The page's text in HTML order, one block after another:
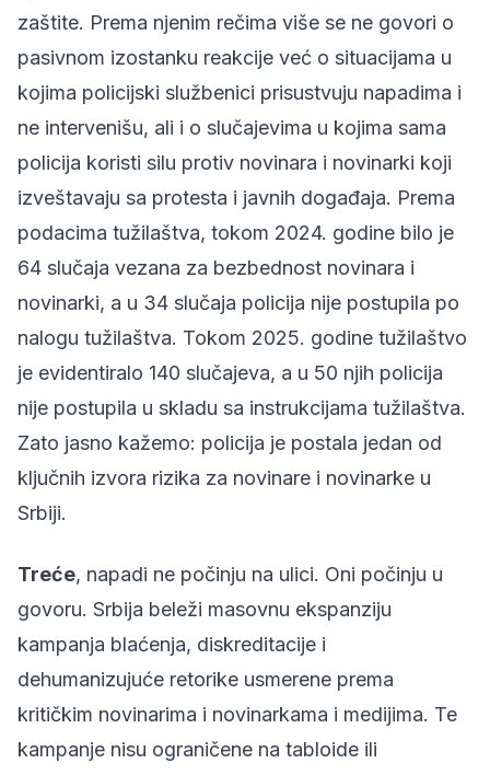
zaštite. Prema njenim rečima više se ne govori o
pasivnom izostanku reakcije već o situacijama u
kojima policijski službenici prisustvuju napadima i
ne intervenišu, ali i o slučajevima u kojima sama
policija koristi silu protiv novinara i novinarki koji
izveštavaju sa protesta i javnih događaja. Prema
podacima tužilaštva, tokom 2024. godine bilo je
64 slučaja vezana za bezbednost novinara i
novinarki, a u 34 slučaja policija nije postupila po
nalogu tužilaštva. Tokom 2025. godine tužilaštvo
je evidentiralo 140 slučajeva, a u 50 njih policija
nije postupila u skladu sa instrukcijama tužilaštva.
Zato jasno kažemo: policija je postala jedan od
ključnih izvora rizika za novinare i novinarke u
Srbiji.
Treće, napadi ne počinju na ulici. Oni počinju u
govoru. Srbija beleži masovnu ekspanziju
kampanja blaćenja, diskreditacije i
dehumanizujuće retorike usmerene prema
kritičkim novinarima i novinarkama i medijima. Te
kampanje nisu ograničene na tabloide ili